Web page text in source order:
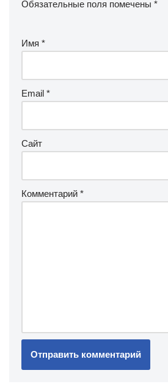
Обязательные поля помечены *
Имя *
Email *
Сайт
Комментарий *